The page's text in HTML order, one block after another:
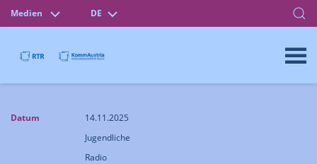
Medien DE
Datum
14.11.2025
Jugendliche
Radio